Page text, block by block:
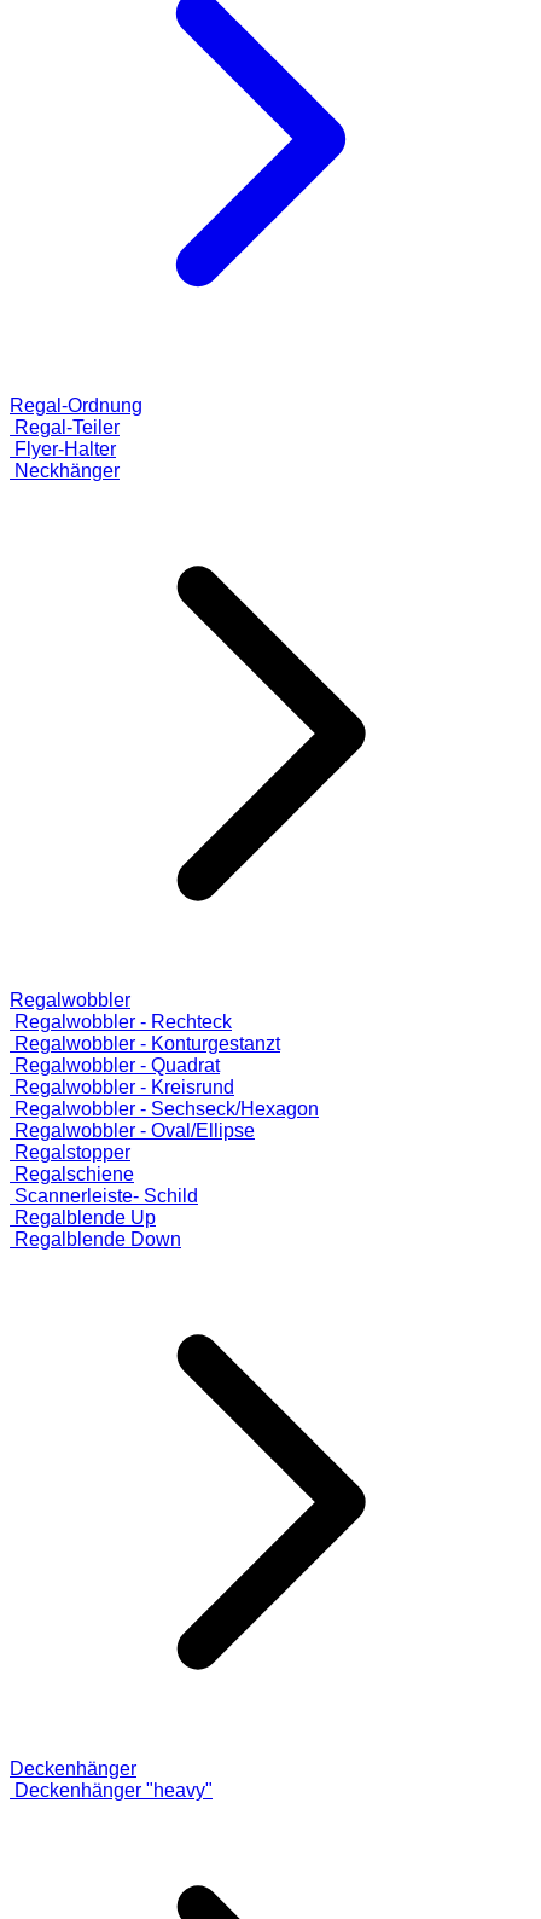
Regal-Ordnung
Regal-Teiler
Flyer-Halter
Neckhänger
Regalwobbler
Regalwobbler - Rechteck
Regalwobbler - Konturgestanzt
Regalwobbler - Quadrat
Regalwobbler - Kreisrund
Regalwobbler - Sechseck/Hexagon
Regalwobbler - Oval/Ellipse
Regalstopper
Regalschiene
Scannerleiste- Schild
Regalblende Up
Regalblende Down
Deckenhänger
Deckenhänger "heavy"